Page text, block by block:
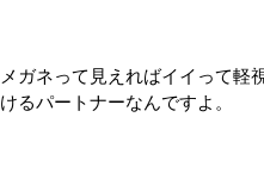
メガネって見えればイイって軽
けるパートナーなんですよ。